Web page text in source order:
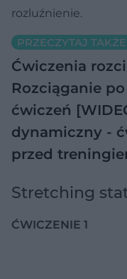
rozluźnienie.
PRZECZYTAJ
Ćwiczenia
Rozciąganie
ćwiczeń
dynamiczny -
przed
Stretching
ĆWICZENIE 1